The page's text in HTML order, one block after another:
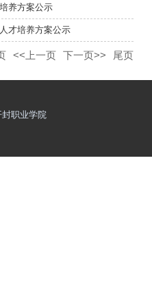
养方案公示
才培养方案公示
<<上一页 下一页>> 尾页
职业学院